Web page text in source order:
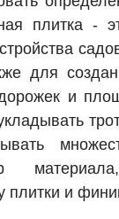
плитка -
для
и
плитки и